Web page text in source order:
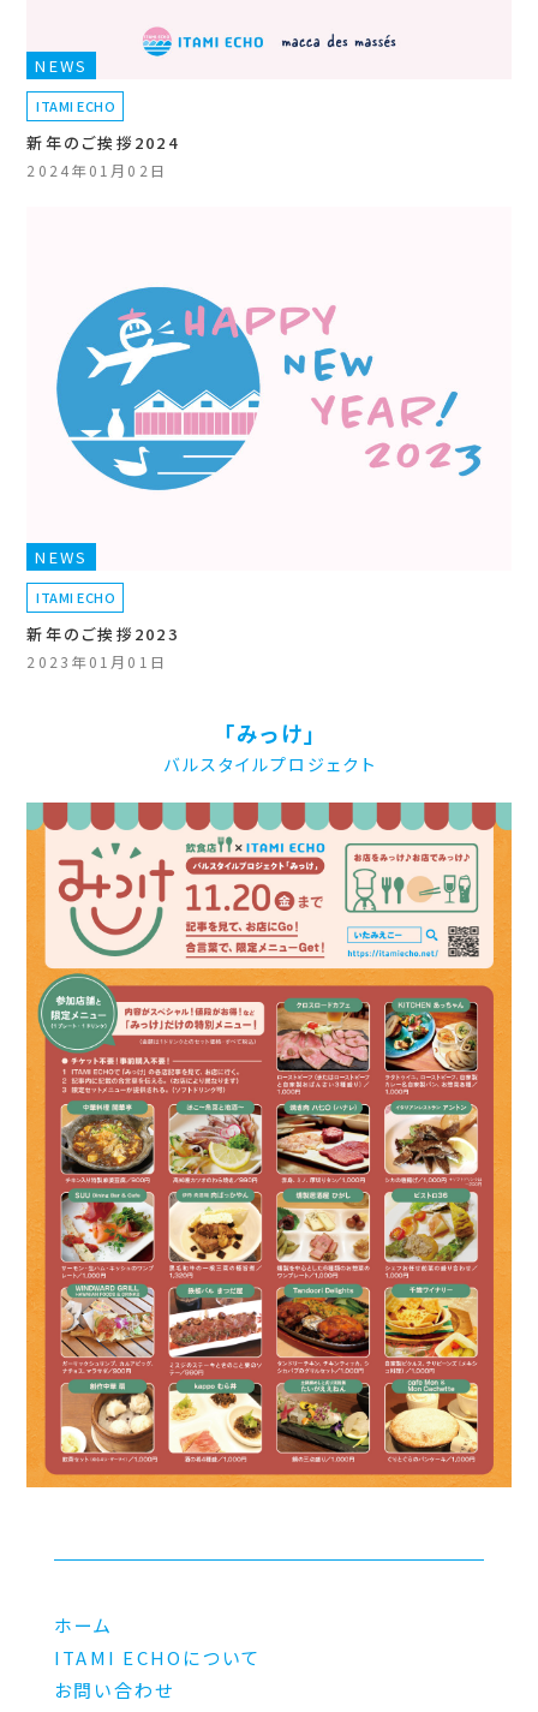
NEWS
ITAMI ECHO
新年のご挨拶2024
2024年01月02日
NEWS
ITAMI ECHO
新年のご挨拶2023
2023年01月01日
「みっけ」
バルスタイルプロジェクト
ホーム
ITAMI ECHOについて
お問い合わせ